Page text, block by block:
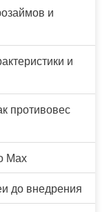
и
и
противовес
Max
до внедрения